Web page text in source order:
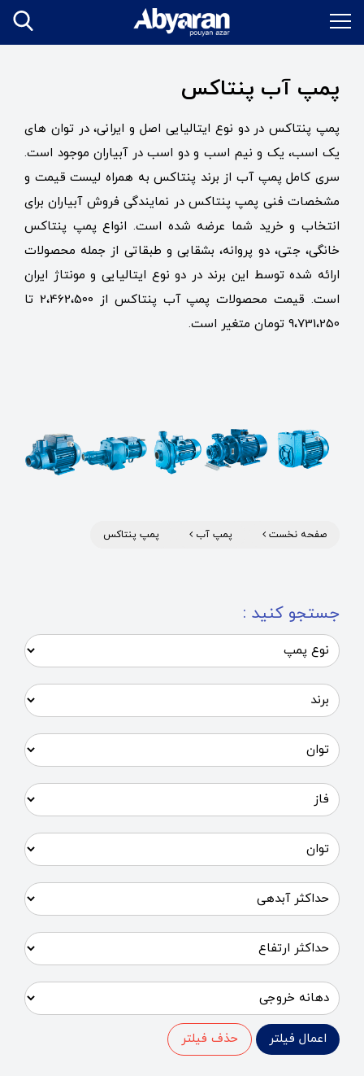
پمپ آب پنتاکس
پمپ پنتاکس در دو نوع ایتالیایی اصل و ایرانی، در توان های
یک اسب، یک و نیم اسب و دو اسب در آبیاران موجود است.
سری کامل پمپ آب از برند پنتاکس به همراه لیست قیمت و
مشخصات فنی پمپ پنتاکس در نمایندگی فروش آبیاران برای
انتخاب و خرید شما عرضه شده است. انواع پمپ پنتاکس
خانگی، جتی، دو پروانه، بشقابی و طبقاتی از جمله محصولات
ارائه شده توسط این برند در دو نوع ایتالیایی و مونتاژ ایران
است. قیمت محصولات پمپ آب پنتاکس از 2،462،500 تا
9،731،250 تومان متغیر است.
صفحه نخست پمپ آب پمپ پنتاکس
جستجو کنید :
اعمال فیلتر حذف فیلتر